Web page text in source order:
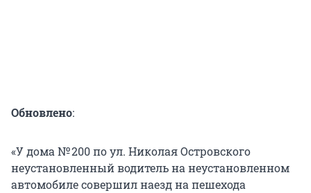
Обновлено:
«У дома № 200 по ул. Николая Островского
неустановленный водитель на неустановленном
автомобиле совершил наезд на пешехода